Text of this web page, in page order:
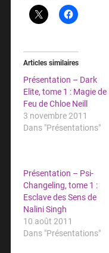
Articles similaires
Présentation – Dark
Elite, tome 1 : Magie de
Feu de Chloe Neill
3 novembre 2011
Dans "Présentations"
Présentation – Psi-
Changeling, tome 1 :
Esclave des Sens de
Nalini Singh
10 août 2011
Dans "Présentations"